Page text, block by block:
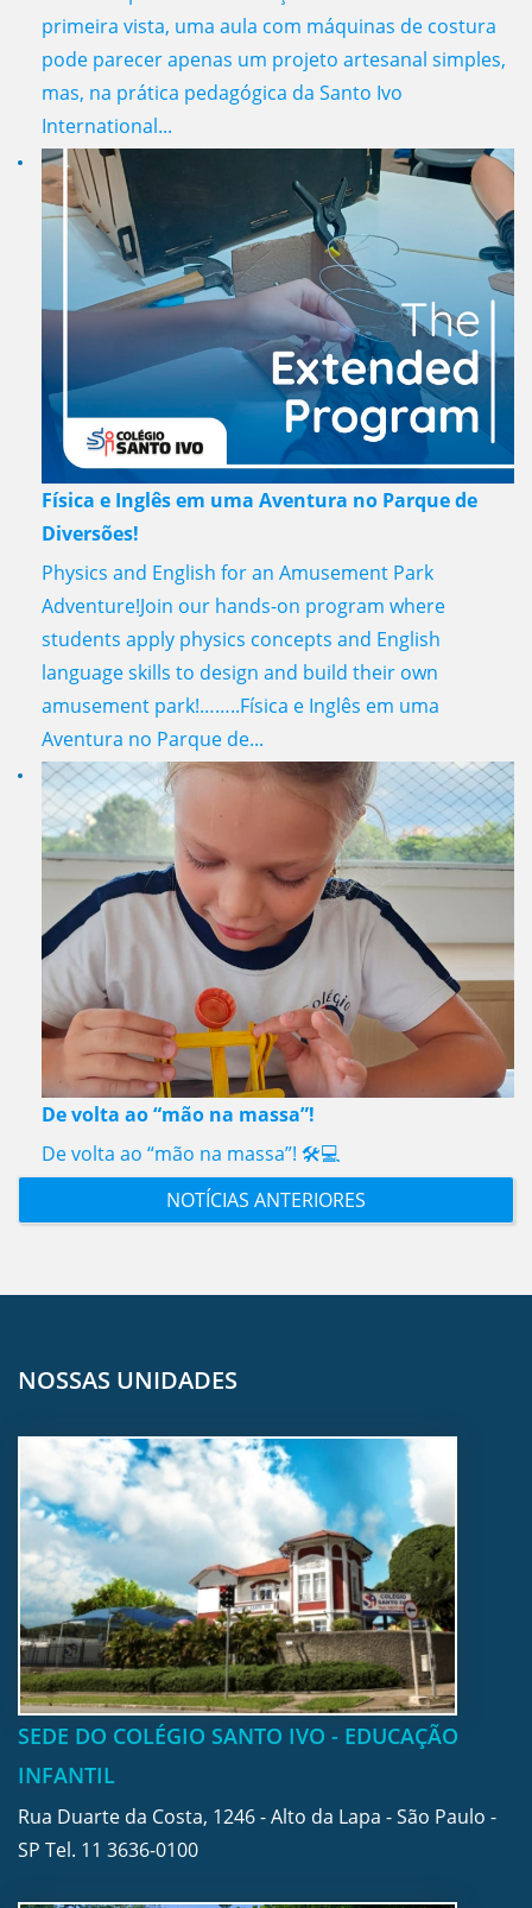
primeira vista, uma aula com máquinas de costura
pode parecer apenas um projeto artesanal simples,
mas, na prática pedagógica da Santo Ivo
International...
Física e Inglês em uma Aventura no Parque de
Diversões!
Physics and English for an Amusement Park
Adventure!Join our hands-on program where
students apply physics concepts and English
language skills to design and build their own
amusement park!……..Física e Inglês em uma
Aventura no Parque de...
De volta ao “mão na massa”!
De volta ao “mão na massa”! 🛠️💻
NOTÍCIAS ANTERIORES
NOSSAS UNIDADES
SEDE DO COLÉGIO SANTO IVO - EDUCAÇÃO
INFANTIL
Rua Duarte da Costa, 1246 - Alto da Lapa - São Paulo -
SP Tel. 11 3636-0100